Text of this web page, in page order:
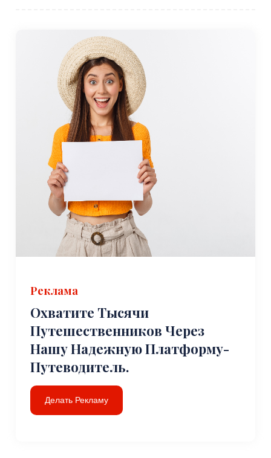
Реклама
Охватите Тысячи
Путешественников Через
Нашу Надежную Платформу-
Путеводитель.
Делать Рекламу